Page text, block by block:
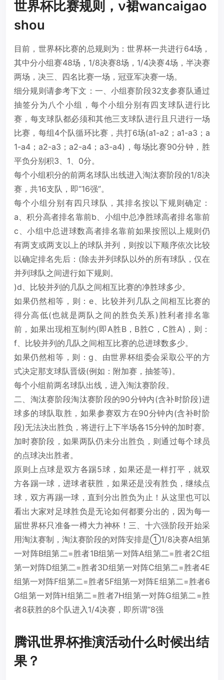
世界杯比赛规则，ν裙wancaigao
shou
目前，世界杯比赛的总规则为：世界杯一共进行64场，
其中分小组赛48场，1/8决赛8场，1/4决赛4场，半决赛
两场，决三、四名比赛一场，冠亚军决赛一场。
细分规则请参考下文：一、小组赛阶段32支参赛队通过
抽签分为八个小组，每个小组分别有四支球队进行比
赛，每支球队都必须和其他三支球队进行且只进行一场
比赛，每组4个队循环比赛，共打6场(a1-a2；a1-a3；a
1-a4；a2-a3；a2-a4；a3-a4)，每场比赛90分钟，胜
平负分别积3、1、0分。
每个小组积分的前两名球队出线进入淘汰赛阶段的1/8决
赛，共16支队，即“16强”。
每个小组分别有四只球队，其排名按以下规则确定：
a、积分高者排名靠前b、小组中总净胜球高者排名靠前
c、小组中总进球数高者排名靠前如果按照以上规则仍
有两支或两支以上的球队并列，则按以下顺序依次比较
以确定排名先后：(除去并列球队以外的所有球队，仅在
并列球队之间进行如下规则。
)d、比较并列的几队之间相互比赛的净胜球多少。
如果仍然相等，则：e、比较并列几队之间相互比赛的
得分高低(也就是两队之间的胜负关系)胜利者排名靠
前，如果出现相互制约(即A胜B，B胜C，C胜A)，则：
f、比较并列的几队之间相互比赛的总进球数多少。
如果仍然相等，则：g、由世界杯组委会采取公平的方
式决定那支球队晋级(例如：附加赛，抽签等)。
每个小组前两名球队出线，进入淘汰赛阶段。
二、淘汰赛阶段淘汰赛阶段的90分钟内(含补时阶段)进
球多的球队取胜，如果参赛双方在90分钟内(含补时阶
段)无法决出胜负，将进行上下半场各15分钟的加时赛。
加时赛阶段，如果两队仍未分出胜负，则通过每个球员
的点球决出胜者。
原则上点球是双方各踢5球，如果还是一样打平，就双
方各踢一球，进球者获胜，如果还是没有胜负，继续点
球，双方再踢一球，直到分出胜负为止！从这里也可以
看出大家对足球胜负是无论如何都要分出的，因为每一
届世界杯只准备一樽大力神杯！三、十六强阶段开始采
用淘汰赛制，淘汰赛阶段的对阵安排是①1/8决赛A组第
一对阵B组第二=胜者1B组第一对阵A组第二=胜者2C组
第一对阵D组第二=胜者3D组第一对阵C组第二=胜者4E
组第一对阵F组第二=胜者5F组第一对阵E组第二=胜者6
G组第一对阵H组第二=胜者7H组第一对阵G组第二=胜
者8获胜的8个队进入1/4决赛，即所谓“8强
腾讯世界杯推演活动什么时候出结
果？